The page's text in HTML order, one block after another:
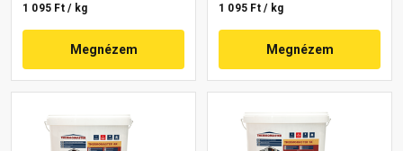
1 095 Ft / kg
Megnézem
1 095 Ft / kg
Megnézem